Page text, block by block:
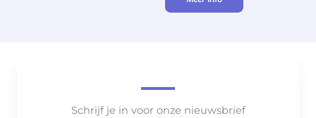
Schrijf je in voor onze nieuwsbrief